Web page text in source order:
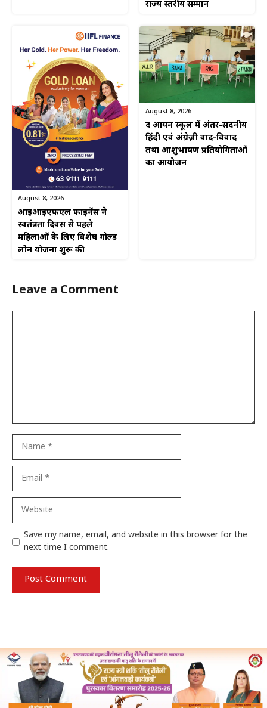
राज्य स्तरीय सम्मान
August 8, 2026
आईआईएफएल फाइनेंस ने
स्वतंत्रता दिवस से पहले
महिलाओं के लिए विशेष गोल्ड
लोन योजना शुरू की
August 8, 2026
द आर्यन स्कूल में अंतर-सदनीय
हिंदी एवं अंग्रेज़ी वाद-विवाद
तथा आशुभाषण प्रतियोगिताओं
का आयोजन
Leave a Comment
Website
Save my name, email, and website in this browser for the
next time I comment.